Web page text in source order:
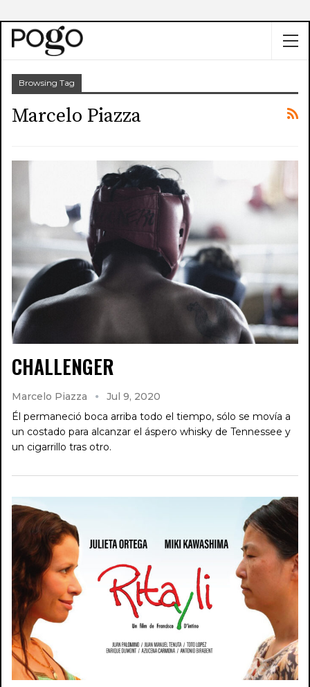
Browsing Tag
Marcelo Piazza
CHALLENGER
Marcelo Piazza
Jul 9, 2020
Él permaneció boca arriba todo el tiempo, sólo se movía a
un costado para alcanzar el áspero whisky de Tennessee y
un cigarrillo tras otro.